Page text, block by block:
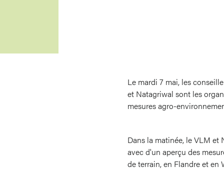
Le mardi 7 mai, les
et Natagriwal sont les
mesures agro-
Dans la matinée, le VLM
avec d'un aperçu des
de terrain, en Flandre et en